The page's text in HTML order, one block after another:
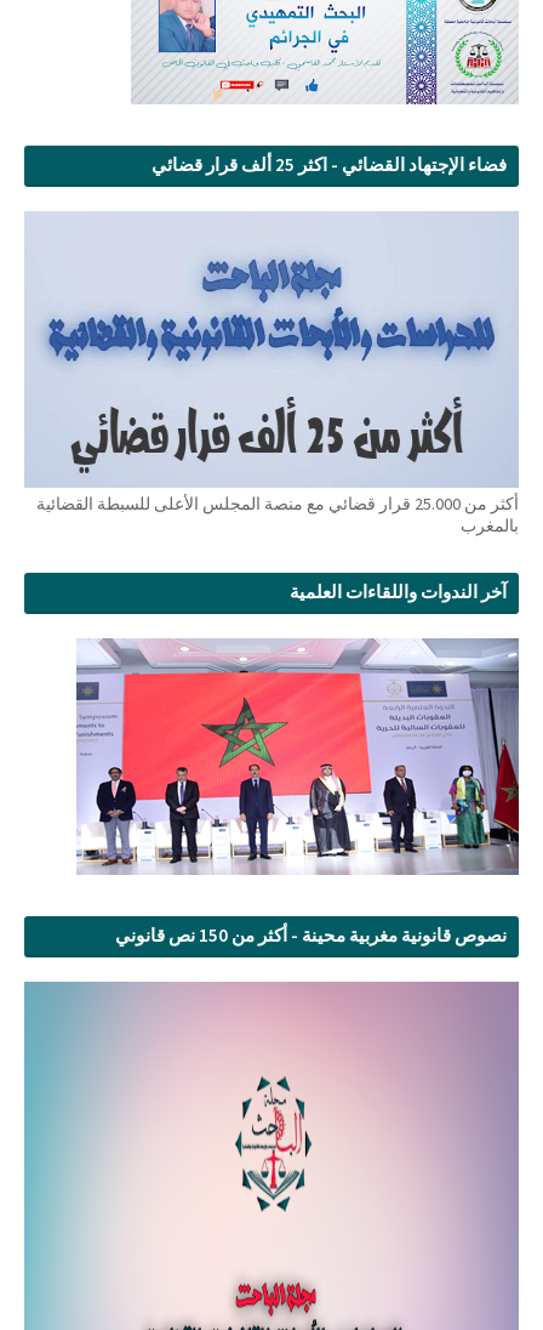
فضاء الإجتهاد القضائي - اكثر 25 ألف قرار قضائي
أكثر من 25.000 قرار قضائي مع منصة المجلس الأعلى للسبطة القضائية
بالمغرب
آخر الندوات واللقاءات العلمية
نصوص قانونية مغربية محينة - أكثر من 150 نص قانوني